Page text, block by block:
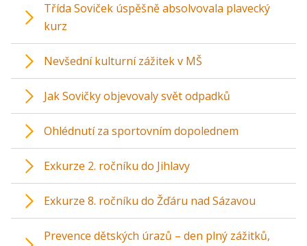
Třída Soviček úspěšně absolvovala plavecký
kurz
Nevšední kulturní zážitek v MŠ
Jak Sovičky objevovaly svět odpadků
Ohlédnutí za sportovním dopolednem
Exkurze 2. ročníku do Jihlavy
Exkurze 8. ročníku do Žďáru nad Sázavou
Prevence dětských úrazů – den plný zážitků,